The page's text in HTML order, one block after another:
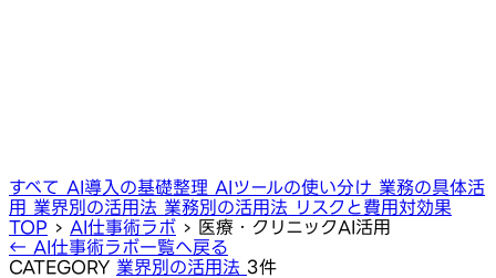
すべて AI導入の基礎整理 AIツールの使い分け 業務の具体活
用 業界別の活用法 業務別の活用法 リスクと費用対効果
TOP › AI仕事術ラボ › 医療・クリニックAI活用
← AI仕事術ラボ一覧へ戻る
CATEGORY 業界別の活用法 3件